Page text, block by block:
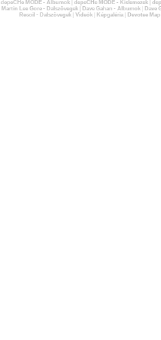
depeCHe MODE - Albumok| depeCHe MODE - Kislemezek|
Martin Lee Gore - Dalszövegek| Dave Gahan - Albumok|
Dave
Recoil - Dalszövegek| Videók| Képgaléria| Devotee Map